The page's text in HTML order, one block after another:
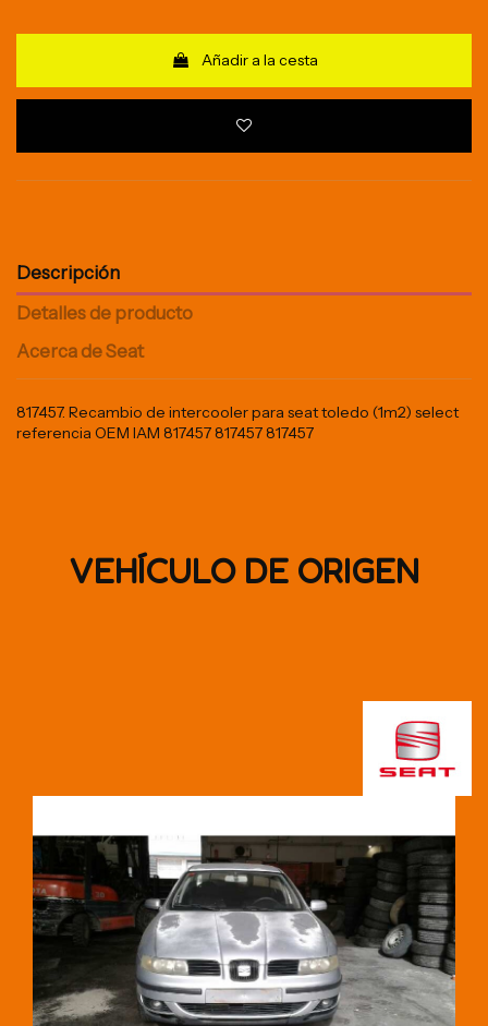
Añadir a la cesta
Descripción
Detalles de producto
Acerca de Seat
817457. Recambio de intercooler para seat toledo (1m2) select
referencia OEM IAM 817457 817457 817457
VEHÍCULO DE ORIGEN